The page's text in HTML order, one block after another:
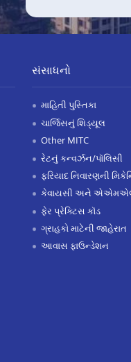
સંસાધનો
માહિતી પુસ્તિકા
ચાર્જિસનું શિડ્યૂલ
Other MITC
રેટનું કન્વર્ઝન/પૉલિસી
ફરિયાદ નિવારણની
કેવાયસી અને એએમએલ
ફેર પ્રેક્ટિસ કૉડ
ગ્રાહકો માટેની જાહેરાત
આવાસ ફાઉન્ડેશન